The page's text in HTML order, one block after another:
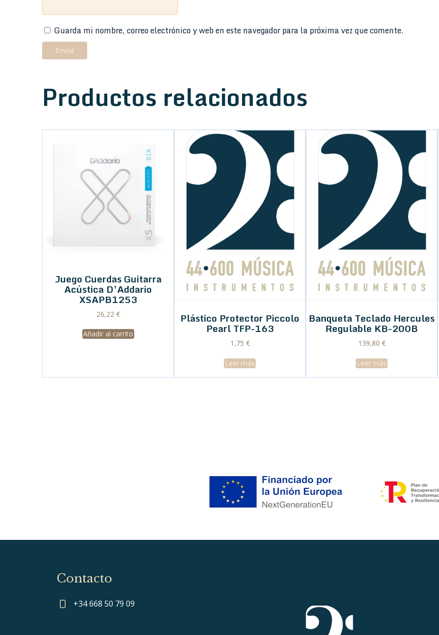
Guarda mi nombre, correo electrónico y web en este navegador para la próxima vez que comente.
Productos relacionados
Juego Cuerdas Guitarra
Acústica D’Addario
XSAPB1253
26,22 €
Añadir al carrito
Plástico Protector Piccolo
Pearl TFP-163
1,75 €
Leer más
Banqueta Teclado Hercules
Regulable KB-200B
139,80 €
Leer más
Contacto
+34 668 50 79 09